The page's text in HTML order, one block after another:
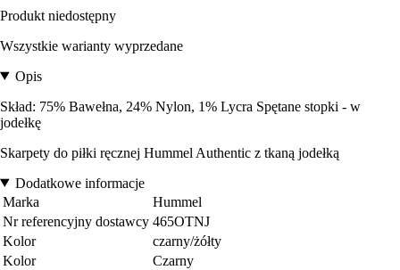
Produkt niedostępny
Wszystkie warianty wyprzedane
Opis
Skład: 75% Bawełna, 24% Nylon, 1% Lycra Spętane stopki - w
jodełkę
Skarpety do piłki ręcznej Hummel Authentic z tkaną jodełką
Dodatkowe informacje
Marka
Hummel
Nr referencyjny dostawcy 465OTNJ
Kolor
czarny/żółty
Kolor
Czarny